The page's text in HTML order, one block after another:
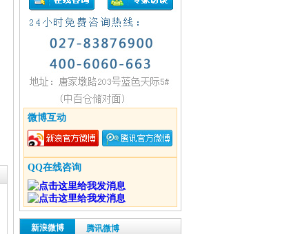
微博互动
QQ在线咨询
新浪微博 腾讯微博